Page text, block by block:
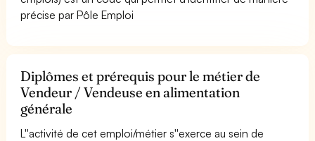
précise par Pôle Emploi
Diplômes et prérequis pour le métier de
Vendeur / Vendeuse en alimentation
générale
L''activité de cet emploi/métier s''exerce au sein de